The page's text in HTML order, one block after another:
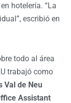
hotelería. “La
escribió en
todo al área
trabajó como
Val de Neu
Assistant